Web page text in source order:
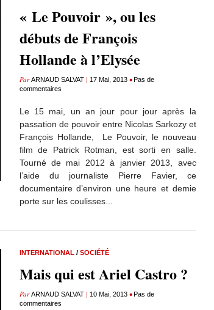
« Le Pouvoir », ou les
débuts de François
Hollande à l’Elysée
ParARNAUD SALVAT| 17 Mai, 2013 •Pas de
commentaires
Le 15 mai, un an jour pour jour après la
passation de pouvoir entre Nicolas Sarkozy et
François Hollande, Le Pouvoir, le nouveau
film de Patrick Rotman, est sorti en salle.
Tourné de mai 2012 à janvier 2013, avec
l’aide du journaliste Pierre Favier, ce
documentaire d’environ une heure et demie
porte sur les coulisses...
INTERNATIONAL / SOCIÉTÉ
Mais qui est Ariel Castro ?
ParARNAUD SALVAT| 10 Mai, 2013 •Pas de
commentaires